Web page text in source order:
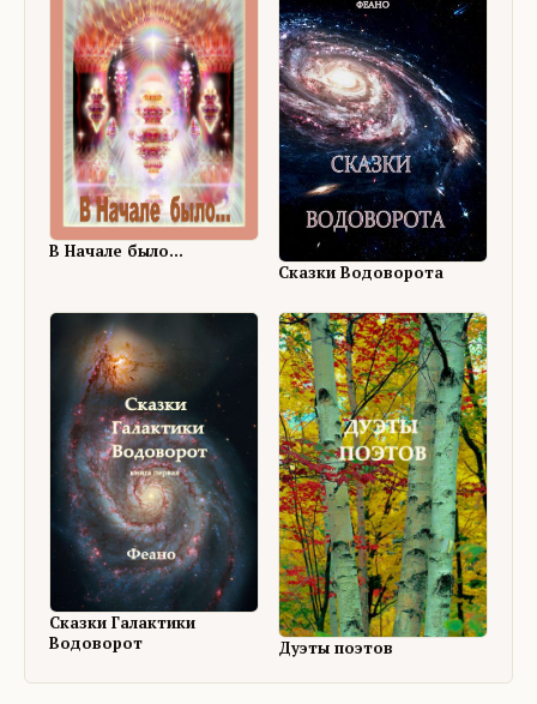
В Начале было...
Сказки Водоворота
Сказки Галактики
Водоворот
Дуэты поэтов